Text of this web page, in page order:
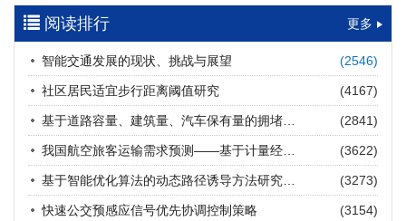
2026, 12(3): 163-175.https://doi.org/10.16503/j.cnki.2095-
9931.2026.03.013
摘要 (15) HTML(13)
道路建养运通用碳核算方法及应用
王元庆, 王皎, 刘圆圆, 于谦, 刘聂旸子, 杨诗雨
2026, 12(3): 176-189.https://doi.org/10.16503/j.cnki.2095-
9931.2026.03.014
摘要 (14) HTML(14)
西部陆海新通道氢走廊建设对交通运输领域低碳转型的推动作
用
中英文摘要撰写规范及样例
阅读排行 更多
智能交通发展的现状、挑战与展望 (2546)
社区居民适宜步行距离阈值研究 (4167)
(2841)
(3622)
(3273)
快速公交预感应信号优先协调控制策略 (3154)